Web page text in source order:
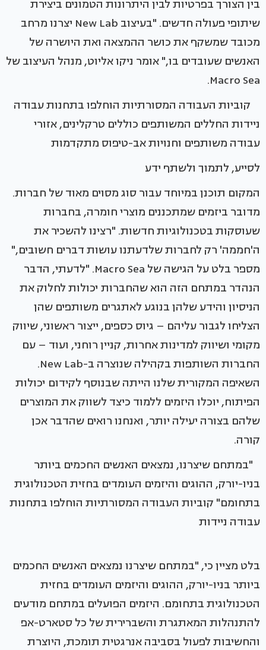
בין הצורך בפרטיות לבין היתרונות הטמונים ביצירת
שיתופי פעולה חדשים. "בעיצוב New Lab יצרנו מרחב
מכובד שמשקף את כושר ההמצאה ואת היושרה של
האנשים שעובדים בו," אומר ניקו אליוט, מנהל העיצוב של
Macro Sea.
קוביות העבודה המסורתיות הוחלפו בתחנות עבודה
ניידות החללים המשותפים כוללים טרקלינים, אזורי
עבודה משותפים וחנויות אב-טיפוס מתקדמות
לסייע, לתמוך ולשתף ידע
המקום תוכנן במיוחד עבור סוג מסוים מאוד של חברות.
מדובר ביזמים שמתכננים מוצרי חומרה, בחברות
שעוסקות בטכנולוגיות חדשות. "רצינו להשכיר את
ה'חממה' רק לחברות שלדעתנו עושות דברים חשובים,"
מספר בלט על הגישה של Macro Sea. "לדעתי, הדבר
הנהדר במתחם הזה הוא שהחברות יכולות לחלוק את
הניסיון והידע שלהן בנוגע לאתגרים משותפים שהן
הצליחו לגבור עליהם – גיוס כספים, ייצור ראשוני, שיווק
מקומי ושיווק למדינות אחרות, קניין רוחני, ועוד – עם
החברות השותפות בקהילה שנוצרה ב-New Lab.
השאיפה המקורית שלנו הייתה שבנוסף לקידום יכולות
הפיתוח, יוכלו היזמים ללמוד כיצד לשווק את המוצרים
שלהם בצורה יעילה יותר, ואנחנו רואים שהדבר אכן
קורה.
"במתחם שיצרנו, נמצאים האנשים החכמים ביותר
בניו-יורק, ההוגים והיזמים העומדים בחזית הטכנולוגית
בתחומם" קוביות העבודה המסורתיות הוחלפו בתחנות
עבודה ניידות
בלט מציין כי, "במתחם שיצרנו נמצאים האנשים החכמים
ביותר בניו-יורק, ההוגים והיזמים העומדים בחזית
הטכנולוגית בתחומם. היזמים הפועלים במתחם מודעים
להתנהלות המאתגרת והשברירית של כל סטארט-אפ
והחשיבות לפעול בסביבה אנרגטית תומכת, היוצרת